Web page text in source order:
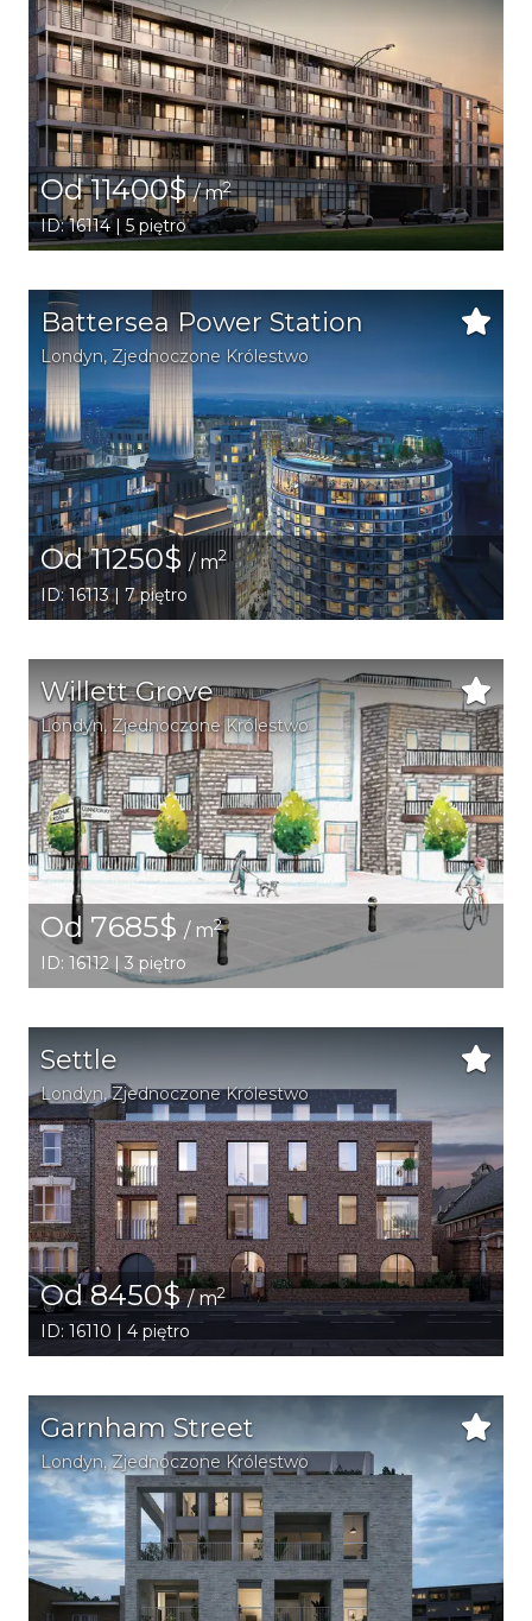
Od 11400$/ m2
ID: 16114 | 5 piętro
Battersea Power Station
Londyn, Zjednoczone Królestwo
Od 11250$ / m2
ID: 16113 | 7 piętro
Willett Grove
Londyn, Zjednoczone Królestwo
Od 7685$ / m2
ID: 16112 | 3 piętro
Settle
Londyn, Zjednoczone Królestwo
Od 8450$/ m2
ID: 16110 | 4 piętro
Garnham Street
Londyn, Zjednoczone Królestwo